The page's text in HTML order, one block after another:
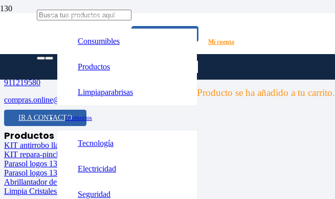
Mantenimiento y limpieza
Consumibles
Productos
Limpiaparabrisas
Accesorios
Tecnología
Electricidad
Seguridad
Mi cuenta
Producto se ha añadido a tu carrito.
Escobillas limpiaparabrisas: cuándo cambiarlas y cómo hacerlo
Contacta con nosotros
C/Miguel Servet, 13. P.I. El Palomo, 28946 Fuenlabrada (Madrid)
911219580
compras.online@grupovelasco.es
IR A CONTACTO
Productos
KIT antirrobo llantas aluminio
KIT repara-pinchazos
Parasol logos 130x70cm
Parasol logos 130x90cm
Abrillantador de neumáticos
Limpia Cristales azul 1L